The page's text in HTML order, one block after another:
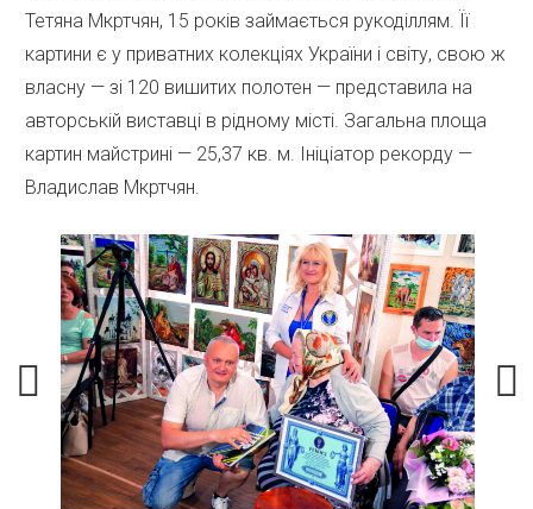
Тетяна Мкртчян, 15 років займається рукоділлям. Її
картини є у приватних колекціях України і світу, свою ж
власну — зі 120 вишитих полотен — представила на
авторській виставці в рідному місті. Загальна площа
картин майстрині — 25,37 кв. м. Ініціатор рекорду —
Владислав Мкртчян.